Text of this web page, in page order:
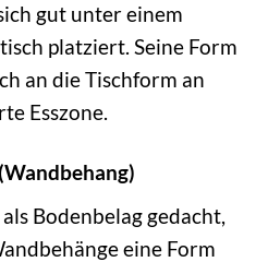
gut unter einem
platziert. Seine Form
an die Tischform an
Esszone.
Bodenbelag gedacht,
eine Form